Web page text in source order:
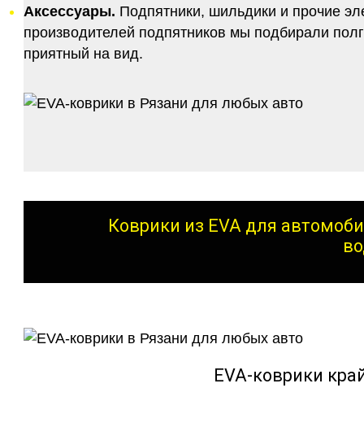
Аксессуары. Подпятники, шильдики и прочие
производителей подпятников мы подбирали
приятный на вид.
Коврики из EVA для
EVA-коврики